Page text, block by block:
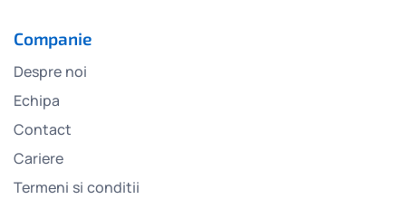
Companie
Despre noi
Echipa
Contact
Cariere
Termeni si conditii